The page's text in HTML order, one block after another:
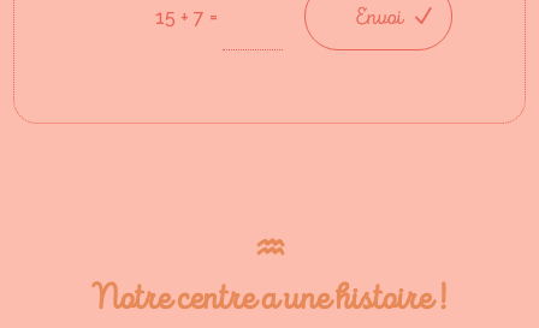
15 + 7 = Envoi
♒︎
Notre centre a une histoire !